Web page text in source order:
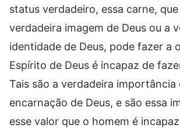
status verdadeiro, essa carne,
verdadeira imagem de Deus ou a
identidade de Deus, pode fazer a
Espírito de Deus é incapaz de
Tais são a verdadeira importância
encarnação de Deus, e são essa
esse valor que o homem é